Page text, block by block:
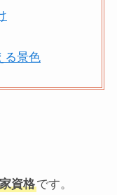
る景色
資格です。